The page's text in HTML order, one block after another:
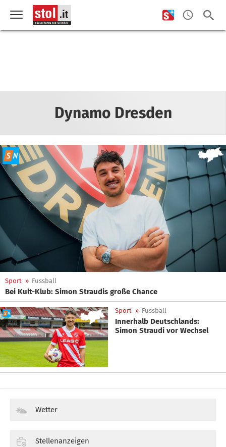
Dynamo Dresden
Sport » Fussball
Bei Kult-Klub: Simon Straudis große Chance
Sport » Fussball
Innerhalb Deutschlands:
Simon Straudi vor Wechsel
Wetter
Stellenanzeigen